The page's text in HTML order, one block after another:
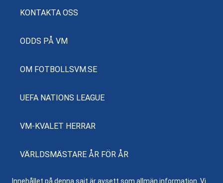
KONTAKTA OSS
ODDS PÅ VM
OM FOTBOLLSVM.SE
UEFA NATIONS LEAGUE
VM-KVALET HERRAR
VÄRLDSMÄSTARE ÅR FÖR ÅR
Innehållet på denna sajt är avsett som allmän information. Vi